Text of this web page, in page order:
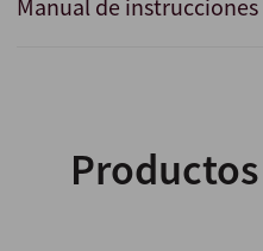
Manual de instrucciones